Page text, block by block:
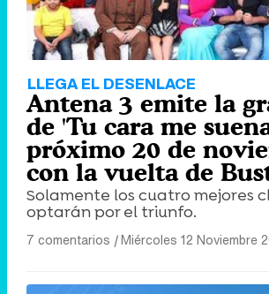
LLEGA EL DESENLACE
Antena 3 emite la
de 'Tu cara me
próximo 20 de
con la vuelta de
Solamente los cuatro mejores
optarán por el triunfo.
7 comentarios |Miércoles 12 Noviembre